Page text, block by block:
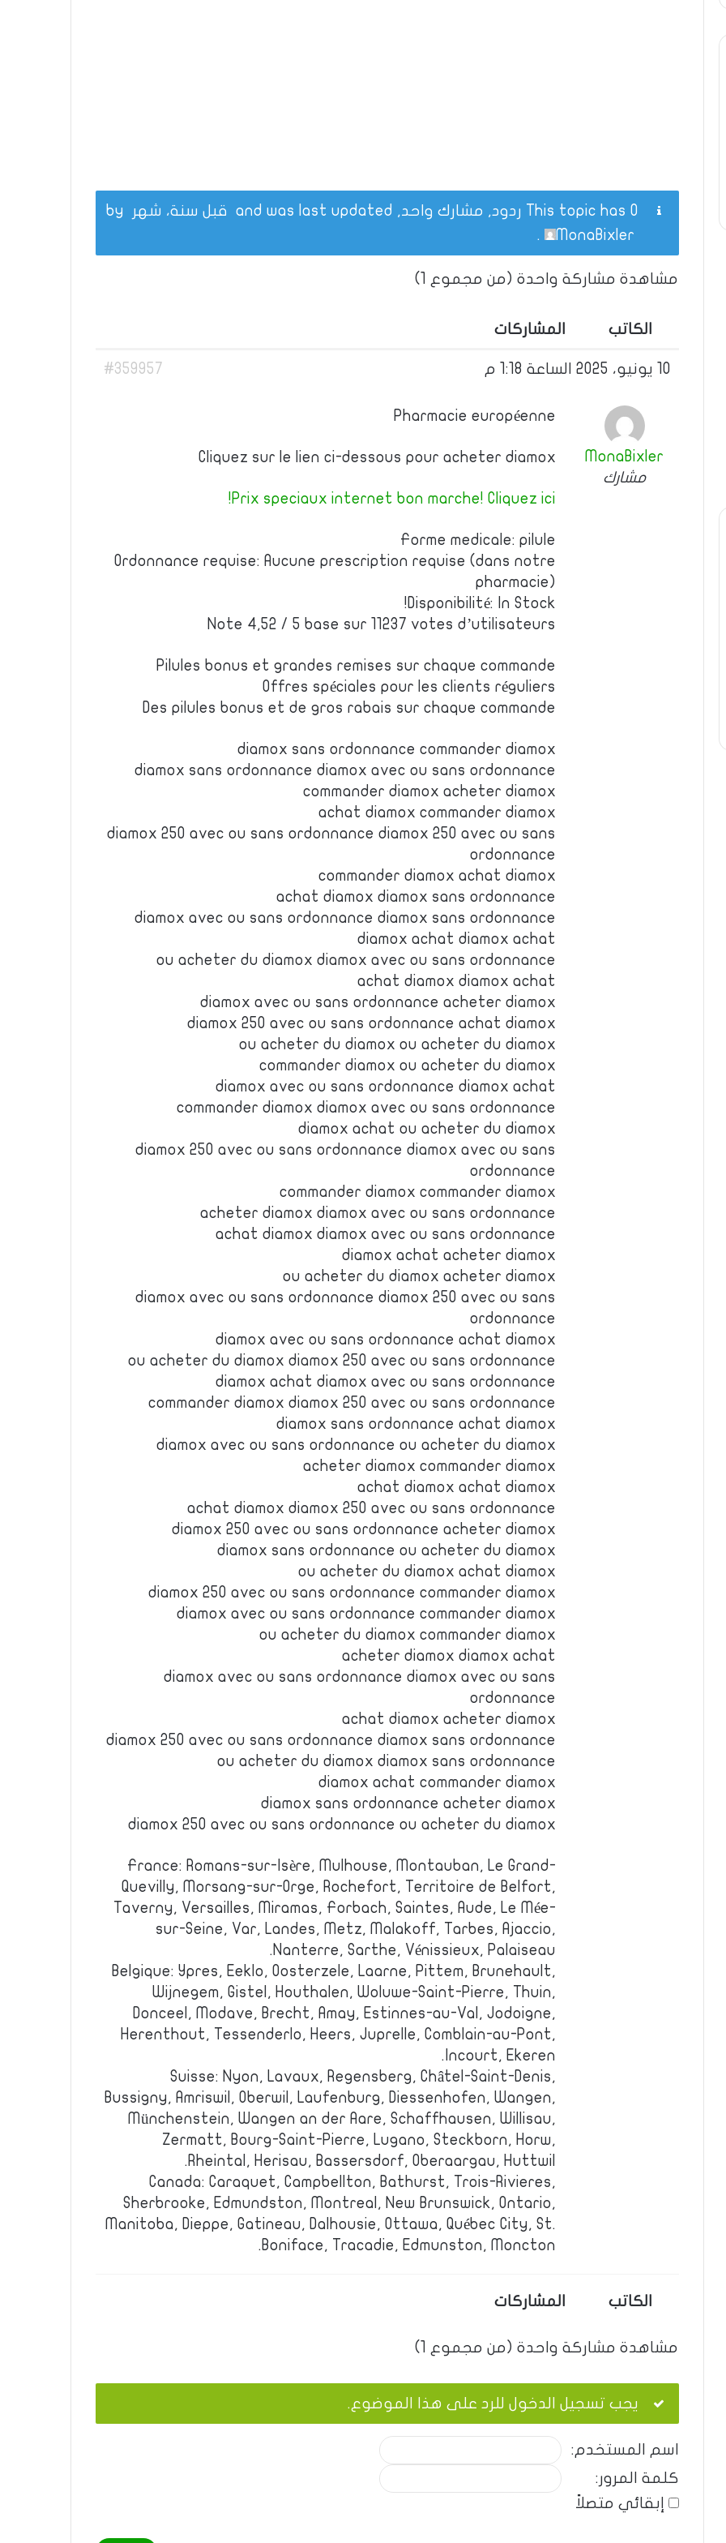
This topic has 0 ردود, مشارك واحد, and was last updated قبل سنة، شهر
MonaBixler
.
مشاهدة مشاركة واحدة (من مجموع 1)
الكاتب المشاركات
10 يونيو، 2025 الساعة 1:18 م #359957
MonaBixler
مشارك
Pharmacie européenne
Cliquez sur le lien ci-dessous pour acheter diamox
Prix speciaux internet bon marche! Cliquez ici!
Forme medicale: pilule
Ordonnance requise: Aucune prescription requise (dans notre
pharmacie)
Disponibilité: In Stock!
Note 4,52 / 5 base sur 11237 votes d’utilisateurs
Pilules bonus et grandes remises sur chaque commande
Offres spéciales pour les clients réguliers
Des pilules bonus et de gros rabais sur chaque commande
diamox sans ordonnance commander diamox
diamox sans ordonnance diamox avec ou sans ordonnance
commander diamox acheter diamox
achat diamox commander diamox
diamox 250 avec ou sans ordonnance diamox 250 avec ou sans
ordonnance
commander diamox achat diamox
achat diamox diamox sans ordonnance
diamox avec ou sans ordonnance diamox sans ordonnance
diamox achat diamox achat
ou acheter du diamox diamox avec ou sans ordonnance
achat diamox diamox achat
diamox avec ou sans ordonnance acheter diamox
diamox 250 avec ou sans ordonnance achat diamox
ou acheter du diamox ou acheter du diamox
commander diamox ou acheter du diamox
diamox avec ou sans ordonnance diamox achat
commander diamox diamox avec ou sans ordonnance
diamox achat ou acheter du diamox
diamox 250 avec ou sans ordonnance diamox avec ou sans
ordonnance
commander diamox commander diamox
acheter diamox diamox avec ou sans ordonnance
achat diamox diamox avec ou sans ordonnance
diamox achat acheter diamox
ou acheter du diamox acheter diamox
diamox avec ou sans ordonnance diamox 250 avec ou sans
ordonnance
diamox avec ou sans ordonnance achat diamox
ou acheter du diamox diamox 250 avec ou sans ordonnance
diamox achat diamox avec ou sans ordonnance
commander diamox diamox 250 avec ou sans ordonnance
diamox sans ordonnance achat diamox
diamox avec ou sans ordonnance ou acheter du diamox
acheter diamox commander diamox
achat diamox achat diamox
achat diamox diamox 250 avec ou sans ordonnance
diamox 250 avec ou sans ordonnance acheter diamox
diamox sans ordonnance ou acheter du diamox
ou acheter du diamox achat diamox
diamox 250 avec ou sans ordonnance commander diamox
diamox avec ou sans ordonnance commander diamox
ou acheter du diamox commander diamox
acheter diamox diamox achat
diamox avec ou sans ordonnance diamox avec ou sans
ordonnance
achat diamox acheter diamox
diamox 250 avec ou sans ordonnance diamox sans ordonnance
ou acheter du diamox diamox sans ordonnance
diamox achat commander diamox
diamox sans ordonnance acheter diamox
diamox 250 avec ou sans ordonnance ou acheter du diamox
France: Romans-sur-Isère, Mulhouse, Montauban, Le Grand-
Quevilly, Morsang-sur-Orge, Rochefort, Territoire de Belfort,
Taverny, Versailles, Miramas, Forbach, Saintes, Aude, Le Mée-
sur-Seine, Var, Landes, Metz, Malakoff, Tarbes, Ajaccio,
Nanterre, Sarthe, Vénissieux, Palaiseau.
Belgique: Ypres, Eeklo, Oosterzele, Laarne, Pittem, Brunehault,
Wijnegem, Gistel, Houthalen, Woluwe-Saint-Pierre, Thuin,
Donceel, Modave, Brecht, Amay, Estinnes-au-Val, Jodoigne,
Herenthout, Tessenderlo, Heers, Juprelle, Comblain-au-Pont,
Incourt, Ekeren.
Suisse: Nyon, Lavaux, Regensberg, Châtel-Saint-Denis,
Bussigny, Amriswil, Oberwil, Laufenburg, Diessenhofen, Wangen,
Münchenstein, Wangen an der Aare, Schaffhausen, Willisau,
Zermatt, Bourg-Saint-Pierre, Lugano, Steckborn, Horw,
Rheintal, Herisau, Bassersdorf, Oberaargau, Huttwil.
Canada: Caraquet, Campbellton, Bathurst, Trois-Rivieres,
Sherbrooke, Edmundston, Montreal, New Brunswick, Ontario,
Manitoba, Dieppe, Gatineau, Dalhousie, Ottawa, Québec City, St.
Boniface, Tracadie, Edmunston, Moncton.
الكاتب المشاركات
مشاهدة مشاركة واحدة (من مجموع 1)
يجب تسجيل الدخول للرد على هذا الموضوع.
اسم المستخدم:
كلمة المرور:
إبقائي متصلاً